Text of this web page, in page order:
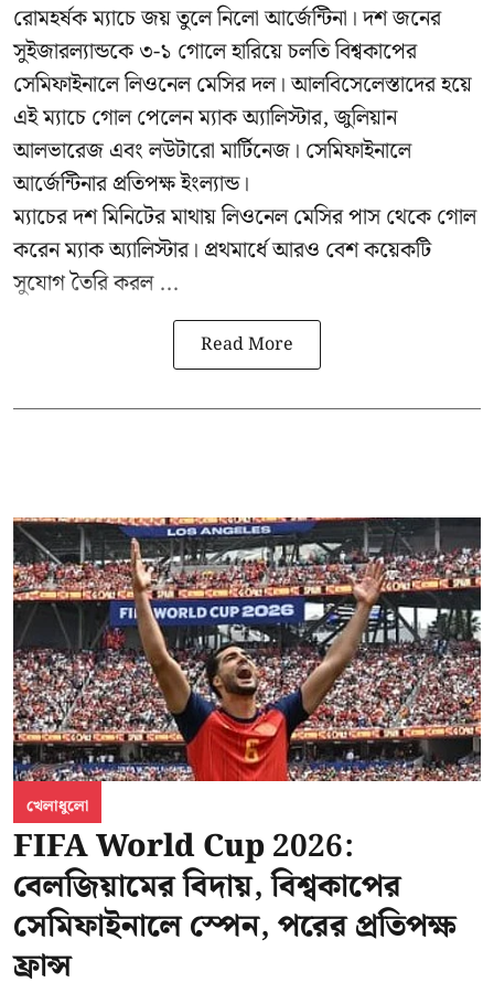
রোমহর্ষক ম্যাচে জয় তুলে নিলো আর্জেন্টিনা। দশ জনের
সুইজারল্যান্ডকে ৩-১ গোলে হারিয়ে চলতি বিশ্বকাপের
সেমিফাইনালে লিওনেল মেসির দল। আলবিসেলেস্তাদের হয়ে
এই ম্যাচে গোল পেলেন ম্যাক অ্যালিস্টার, জুলিয়ান
আলভারেজ এবং লউটারো মার্টিনেজ। সেমিফাইনালে
আর্জেন্টিনার প্রতিপক্ষ ইংল্যান্ড।
ম্যাচের দশ মিনিটের মাথায় লিওনেল মেসির পাস থেকে গোল
করেন ম্যাক অ্যালিস্টার। প্রথমার্ধে আরও বেশ কয়েকটি
সুযোগ তৈরি করল ...
Read More
খেলাধুলো
FIFA World Cup 2026:
বেলজিয়ামের বিদায়, বিশ্বকাপের
সেমিফাইনালে স্পেন, পরের প্রতিপক্ষ
ফ্রান্স